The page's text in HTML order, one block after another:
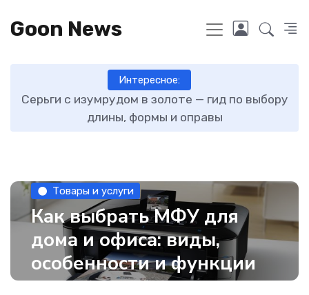
Goon News
Интересное:
Серьги с изумрудом в золоте — гид по выбору
длины, формы и оправы
Товары и услуги
Как выбрать МФУ для
дома и офиса: виды,
особенности и функции